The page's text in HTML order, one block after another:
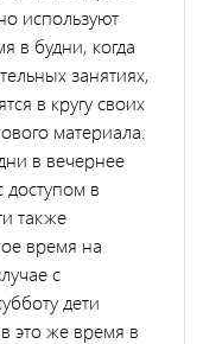
используют
в будни, когда
занятиях,
в кругу своих
материала.
в вечернее
доступом в
также
время на
с
дети
это же время в